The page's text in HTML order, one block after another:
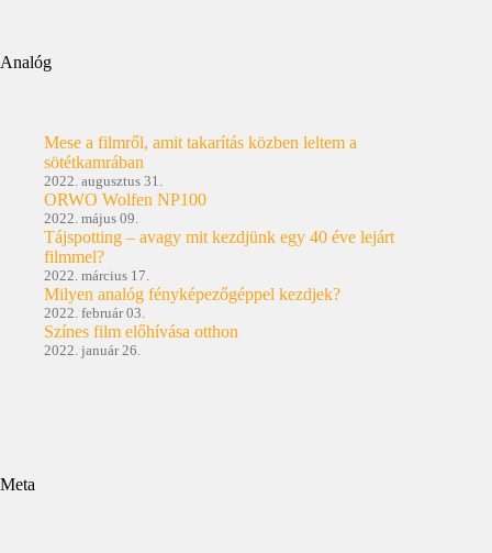
Analóg
Mese a filmről, amit takarítás közben leltem a
sötétkamrában
2022. augusztus 31.
ORWO Wolfen NP100
2022. május 09.
Tájspotting – avagy mit kezdjünk egy 40 éve lejárt
filmmel?
2022. március 17.
Milyen analóg fényképezőgéppel kezdjek?
2022. február 03.
Színes film előhívása otthon
2022. január 26.
Meta